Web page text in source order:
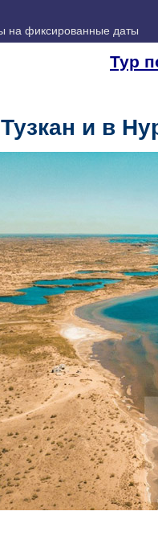
на фиксированные даты
Тур
и в